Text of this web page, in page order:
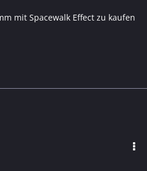
mit Spacewalk Effect zu kaufen